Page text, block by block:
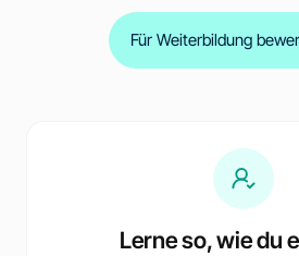
Für Weiterbildung
Lerne so, wie du